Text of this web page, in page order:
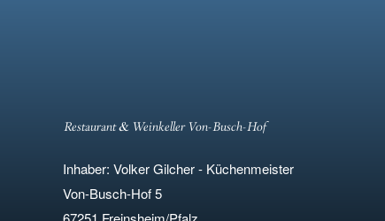
Restaurant & Weinkeller Von-Busch-Hof
Inhaber: Volker Gilcher - Küchenmeister
Von-Busch-Hof 5